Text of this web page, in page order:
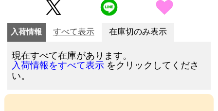
入荷情報 すべて表示 在庫切のみ表示
現在すべて在庫があります。
入荷情報をすべて表示 をクリックしてくださ
い。